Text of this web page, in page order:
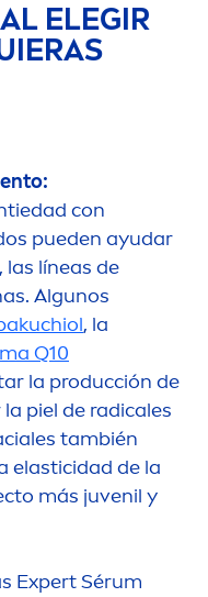
ELEGIR
con
pueden ayudar
líneas de
Algunos
, la
Q10
la producción de
piel de radicales
también
elasticidad de la
más juvenil y
Expert Sérum